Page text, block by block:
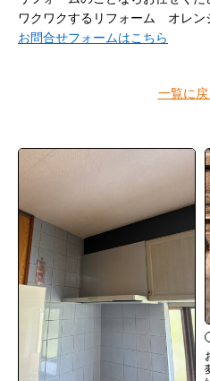
ワクワクするリフォーム オレン
お問合せフォームはこちら
一覧に戻